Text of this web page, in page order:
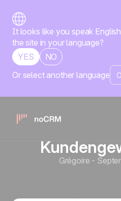
It looks like you speak
the site in your language?
YES
NO
Or select another language
analysiert
Grégoire -